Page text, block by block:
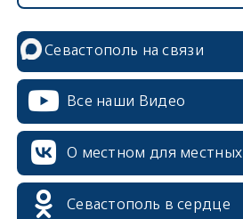
Севастополь на связи
Все наши Видео
О местном для местных
Севастополь в сердце